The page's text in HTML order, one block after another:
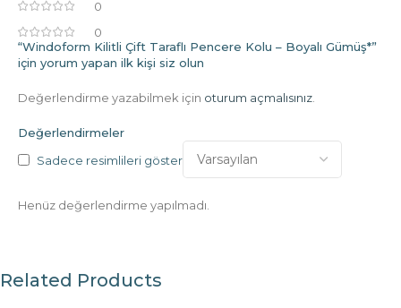
0
0
Değerlendirmeler
Sadece resimlileri göster
Henüz değerlendirme yapılmadı.
“Windoform Kilitli Çift Taraflı Pencere Kolu – Boyalı Gümüş*”
için yorum yapan ilk kişi siz olun
Değerlendirme yazabilmek için oturum açmalısınız
Related Products